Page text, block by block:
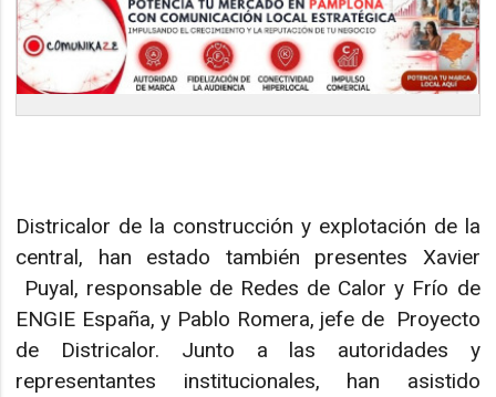
Districalor de la construcción y explotación de la
central, han estado también presentes Xavier
Puyal, responsable de Redes de Calor y Frío de
ENGIE España, y Pablo Romera, jefe de Proyecto
de Districalor. Junto a las autoridades y
representantes institucionales, han asistido